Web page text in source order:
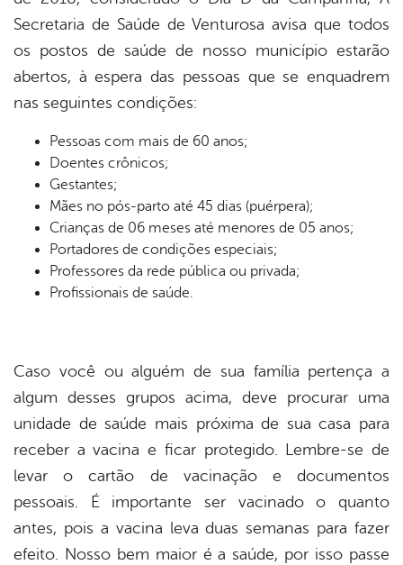
Secretaria de Saúde de Venturosa avisa que todos
os postos de saúde de nosso município estarão
abertos, à espera das pessoas que se enquadrem
nas seguintes condições:
Pessoas com mais de 60 anos;
Doentes crônicos;
Gestantes;
Mães no pós-parto até 45 dias (puérpera);
Crianças de 06 meses até menores de 05 anos;
Portadores de condições especiais;
Professores da rede pública ou privada;
Profissionais de saúde.
Caso você ou alguém de sua família pertença a
algum desses grupos acima, deve procurar uma
unidade de saúde mais próxima de sua casa para
receber a vacina e ficar protegido. Lembre-se de
levar o cartão de vacinação e documentos
pessoais. É importante ser vacinado o quanto
antes, pois a vacina leva duas semanas para fazer
efeito. Nosso bem maior é a saúde, por isso passe